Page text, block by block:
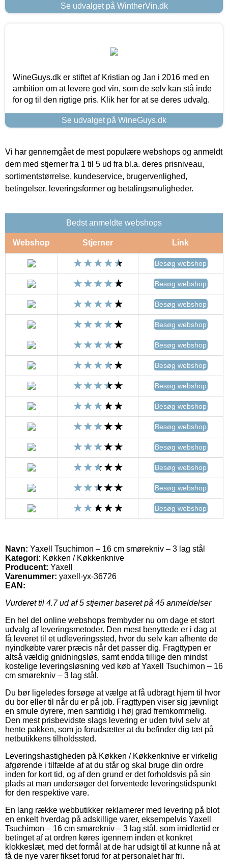
Se udvalget på WintherVin.dk
WineGuys.dk er stiftet af Kristian og Jan i 2016 med en
ambition om at levere god vin, som de selv kan stå inde
for og til den rigtige pris. Klik her for at se deres udvalg.
Se udvalget på WineGuys.dk
Vi har gennemgået de mest populære webshops og anmeldt
dem med stjerner fra 1 til 5 ud fra bl.a. deres prisniveau,
sortimentstørrelse, kundeservice, brugervenlighed,
betingelser, leveringsformer og betalingsmuligheder.
Bedst anmeldte webshops
Webshop Stjerner Link
Besøg webshop
Besøg webshop
Besøg webshop
Besøg webshop
Besøg webshop
Besøg webshop
Besøg webshop
Besøg webshop
Besøg webshop
Besøg webshop
Besøg webshop
Besøg webshop
Besøg webshop
Navn: Yaxell Tsuchimon – 16 cm smørekniv – 3 lag stål
Kategori: Køkken / Køkkenknive
Producent: Yaxell
Varenummer: yaxell-yx-36726
EAN:
Vurderet til 4.7ud af 5 stjerner baseret på 45 anmeldelser
En hel del online webshops frembyder nu om dage et stort
udvalg af leveringsmetoder. Den mest benyttede er i dag at
få leveret til et udleveringssted, hvor du selv kan afhente de
nyindkøbte varer præcis når det passer dig. Fragttypen er
altså vældig gnidningsløs, samt endda tillige den mindst
kostelige leveringsløsning ved køb af Yaxell Tsuchimon – 16
cm smørekniv – 3 lag stål.
Du bør ligeledes forsøge at vælge at få udbragt hjem til hvor
du bor eller til når du er på job. Fragttypen viser sig jævnligt
en smule dyrere, men samtidig i høj grad fremkommelig.
Den mest prisbevidste slags levering er uden tvivl selv at
hente pakken, som jo forudsætter at du befinder dig tæt på
netbutikkens tilholdssted.
Leveringshastigheden på Køkken / Køkkenknive er virkelig
afgørende i tilfælde af at du står og skal bruge din ordre
inden for kort tid, og af den grund er det forholdsvis på sin
plads at man undersøger det forventede leveringstidspunkt
for den respektive vare.
En lang række webbutikker reklamerer med levering på blot
en enkelt hverdag på adskillige varer, eksempelvis Yaxell
Tsuchimon – 16 cm smørekniv – 3 lag stål, som imidlertid er
betinget af at ordren køres igennem inden et konkret
klokkeslæt, med det formål at de har udsigt til at kunne nå at
få de nye varer fikset forud for at personalet har fri.